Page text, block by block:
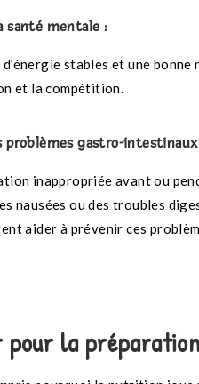
santé mentale :
d’énergie stables et une
et la compétition.
problèmes gastro-
inappropriée avant ou
nausées ou des troubles
aider à prévenir ces
pour la